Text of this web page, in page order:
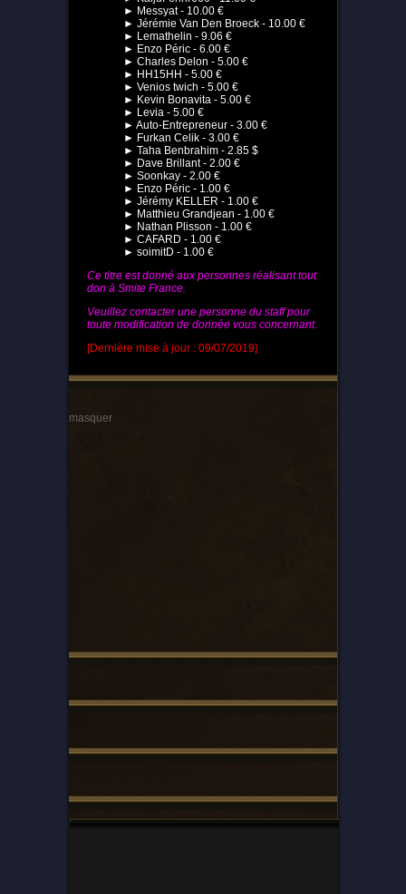
► Messyat - 10.00 €
► Jérémie Van Den Broeck - 10.00 €
► Lemathelin - 9.06 €
► Enzo Péric - 6.00 €
► Charles Delon - 5.00 €
► HH15HH - 5.00 €
► Venios twich - 5.00 €
► Kevin Bonavita - 5.00 €
► Levia - 5.00 €
► Auto-Entrepreneur - 3.00 €
► Furkan Celik - 3.00 €
► Taha Benbrahim - 2.85 $
► Dave Brillant - 2.00 €
► Soonkay - 2.00 €
► Enzo Péric - 1.00 €
► Jérémy KELLER - 1.00 €
► Matthieu Grandjean - 1.00 €
► Nathan Plisson - 1.00 €
► CAFARD - 1.00 €
► soimitD - 1.00 €
Ce titre est donné aux personnes réalisant tout
don à Smite France.
Veuillez contacter une personne du staff pour
toute modification de donnée vous concernant.
[Dernière mise à jour : 09/07/2019]
masquer